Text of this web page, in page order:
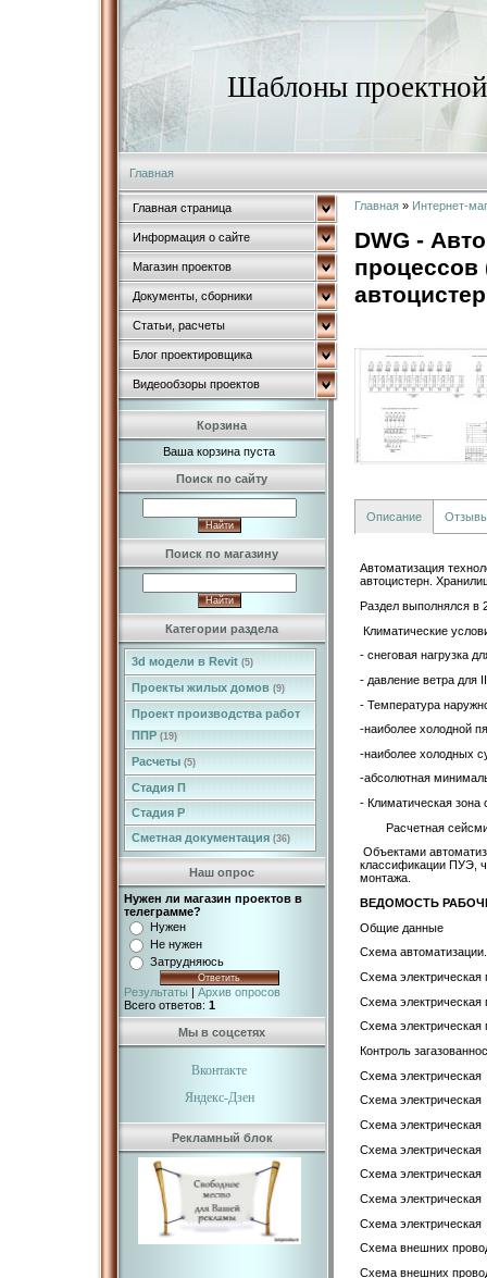
Шаблоны
Главная
Главная страница
Информация о сайте
Магазин проектов
Документы, сборники
Статьи, расчеты
Блог проектировщика
Видеообзоры проектов
Корзина
Ваша корзина пуста
Поиск по сайту
Поиск по магазину
Категории раздела
3d модели в Revit (5)
Проекты жилых домов (9)
Проект производства работ
ППР (19)
Расчеты (5)
Стадия П
Стадия Р
Сметная документация (36)
Наш опрос
Нужен ли магазин проектов в
телеграмме?
Нужен
Не нужен
Затрудняюсь
Результаты | Архив опросов
Всего ответов: 1
Мы в соцсетях
Вконтакте
Яндекс-Дзен
Рекламный блок
Главная » Интернет-
DWG -
процессов
Описание
Автоматизация
автоцистерн.
Раздел выполнялся в
Климатические
- снеговая нагрузка
- давление ветра для
- Температура
-наиболее холодной
-наиболее
-абсолютная
- Климатическая зона
Расчетная
Объектами
классификации ПУЭ,
монтажа.
ВЕДОМОСТЬ
Общие данные
Схема автоматизации.
Схема электрическая
Схема электрическая
Схема электрическая
Контроль
Схема
Схема
Схема
Схема
Схема электрическая
Схема
Схема
Схема внешних
Схема внешних